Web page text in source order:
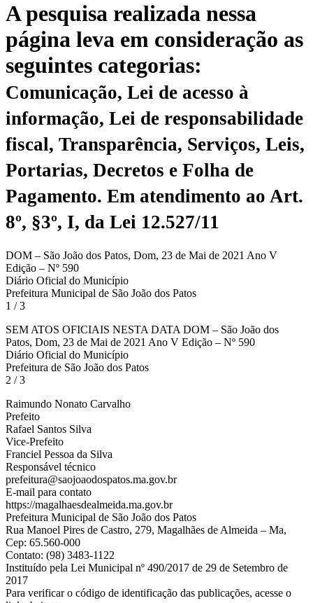
A pesquisa realizada nessa
página leva em consideração as
seguintes categorias:
Comunicação, Lei de acesso à
informação, Lei de responsabilidade
fiscal, Transparência, Serviços, Leis,
Portarias, Decretos e Folha de
Pagamento. Em atendimento ao Art.
8º, §3º, I, da Lei 12.527/11
DOM – São João dos Patos, Dom, 23 de Mai de 2021 Ano V
Edição – Nº 590
Diário Oficial do Município
Prefeitura Municipal de São João dos Patos
1 / 3
SEM ATOS OFICIAIS NESTA DATA DOM – São João dos
Patos, Dom, 23 de Mai de 2021 Ano V Edição – Nº 590
Diário Oficial do Município
Prefeitura de São João dos Patos
2 / 3
Raimundo Nonato Carvalho
Prefeito
Rafael Santos Silva
Vice-Prefeito
Franciel Pessoa da Silva
Responsável técnico
prefeitura@saojoaodospatos.ma.gov.br
E-mail para contato
https://magalhaesdealmeida.ma.gov.br
Prefeitura Municipal de São João dos Patos
Rua Manoel Pires de Castro, 279, Magalhães de Almeida – Ma,
Cep: 65.560-000
Contato: (98) 3483-1122
Instituído pela Lei Municipal nº 490/2017 de 29 de Setembro de
2017
Para verificar o código de identificação das publicações, acesse o